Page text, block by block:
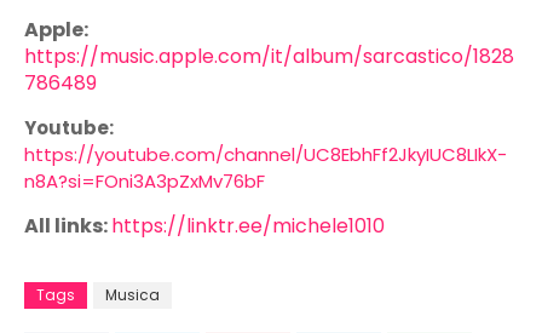
Apple:
https://music.apple.com/it/album/sarcastico/1828
786489
Youtube:
https://youtube.com/channel/UC8EbhFf2JkyIUC8LIkX-
n8A?si=FOni3A3pZxMv76bF
All links:https://linktr.ee/michele1010
Tags Musica